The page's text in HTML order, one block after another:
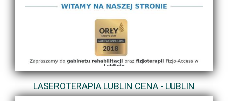
LASEROTERAPIA LUBLIN CENA - LUBLIN